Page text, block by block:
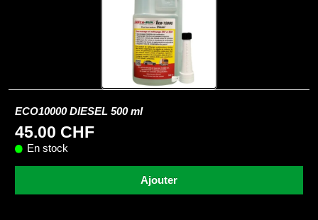
ECO10000 DIESEL 500 ml
45.00 CHF
En stock
Ajouter